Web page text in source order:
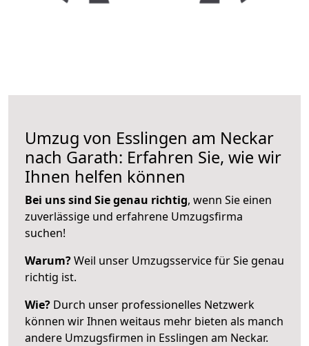
Umzug von Esslingen am Neckar
nach Garath: Erfahren Sie, wie wir
Ihnen helfen können
Bei uns sind Sie genau richtig, wenn Sie einen
zuverlässige und erfahrene Umzugsfirma
suchen!
Warum?Weil unser Umzugsservice für Sie genau
richtig ist.
Wie? Durch unser professionelles Netzwerk
können wir Ihnen weitaus mehr bieten als manch
andere Umzugsfirmen in Esslingen am Neckar.